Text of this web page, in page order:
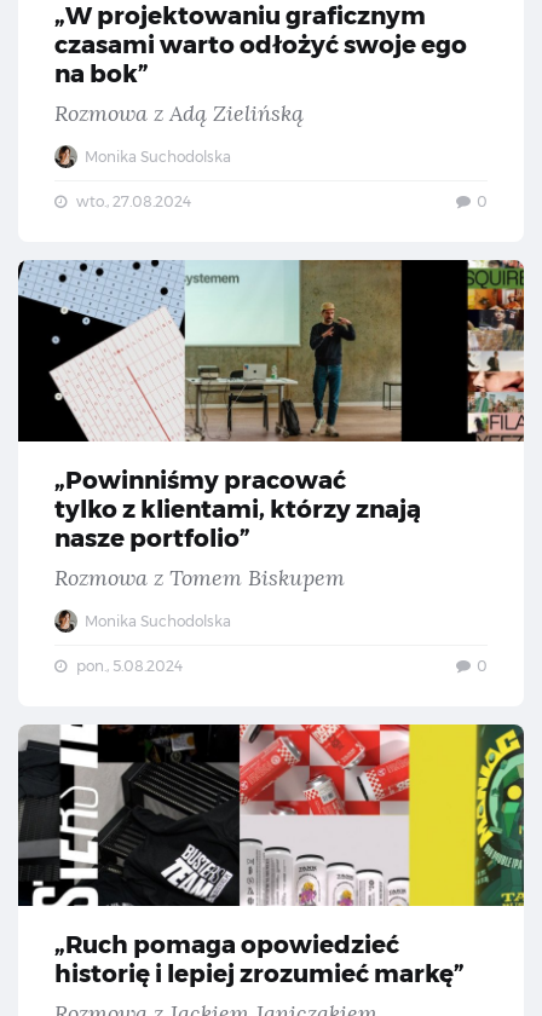
„W projektowaniu graficznym
czasami warto odłożyć swoje ego
na bok”
Rozmowa z Adą Zielińską
Monika Suchodolska
wto., 27.08.2024 0
„Powinniśmy pracować
tylko z klientami, którzy znają
nasze portfolio”
Rozmowa z Tomem Biskupem
Monika Suchodolska
pon., 5.08.2024 0
„Ruch pomaga opowiedzieć
historię i lepiej zrozumieć markę”